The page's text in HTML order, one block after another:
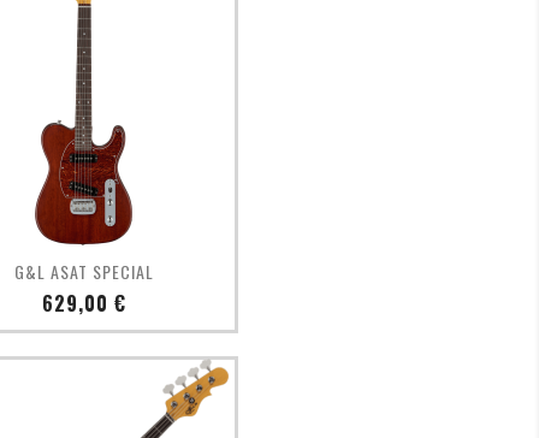
G&L ASAT SPECIAL
Prix
629,00 €
Aperçu rapide